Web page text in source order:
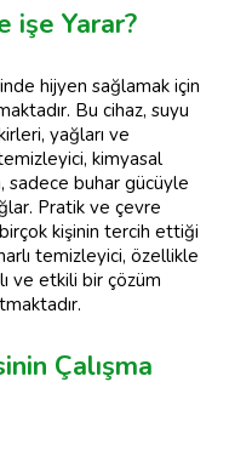
işe Yarar?
hijyen sağlamak için
Bu cihaz, suyu
yağları ve
kimyasal
sadece buhar gücüyle
Pratik ve çevre
kişinin tercih ettiği
temizleyici, özellikle
ve etkili bir çözüm
Çalışma